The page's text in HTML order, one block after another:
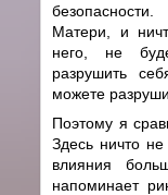
Матери, и
него, не
разрушить
можете
Поэтому я
Здесь ничто
влияния
напоминает